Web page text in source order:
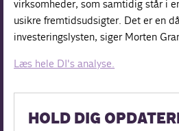
virksomheder, som samtidig står i
usikre fremtidsudsigter. Det er en
investeringslysten, siger Morten
Læs hele DI's analyse.
HOLD DIG